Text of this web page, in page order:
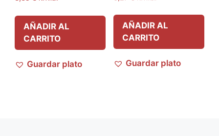
con
de 5
AÑADIR AL
CARRITO
Guardar plato
AÑADIR AL
CARRITO
Guardar plato